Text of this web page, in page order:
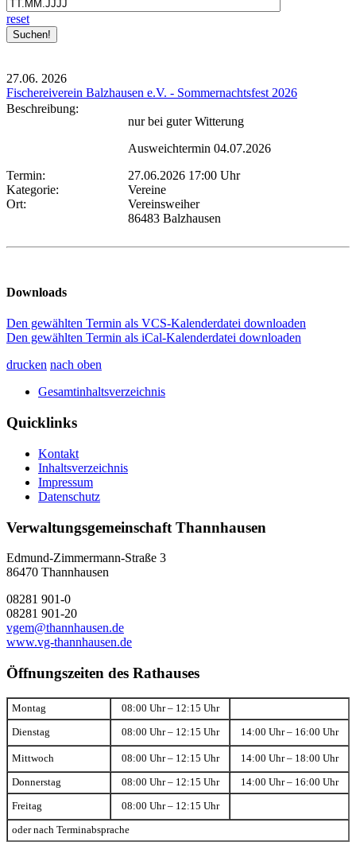
reset
27.06. 2026
Fischereiverein Balzhausen e.V. - Sommernachtsfest 2026
Beschreibung:
nur bei guter Witterung
Ausweichtermin 04.07.2026
Termin:
27.06.2026 17:00 Uhr
Kategorie:
Vereine
Ort:
Vereinsweiher
86483 Balzhausen
Downloads
Den gewählten Termin als VCS-Kalenderdatei downloaden
Den gewählten Termin als iCal-Kalenderdatei downloaden
drucken nach oben
Gesamtinhaltsverzeichnis
Quicklinks
Kontakt
Inhaltsverzeichnis
Impressum
Datenschutz
Verwaltungsgemeinschaft Thannhausen
Edmund-Zimmermann-Straße 3
86470 Thannhausen
08281 901-0
08281 901-20
vgem@thannhausen.de
www.vg-thannhausen.de
Öffnungszeiten des Rathauses
Montag 08:00 Uhr – 12:15 Uhr
Dienstag 08:00 Uhr – 12:15 Uhr 14:00 Uhr – 16:00 Uhr
Mittwoch 08:00 Uhr – 12:15 Uhr 14:00 Uhr – 18:00 Uhr
Donnerstag 08:00 Uhr – 12:15 Uhr 14:00 Uhr – 16:00 Uhr
Freitag 08:00 Uhr – 12:15 Uhr
oder nach Terminabsprache